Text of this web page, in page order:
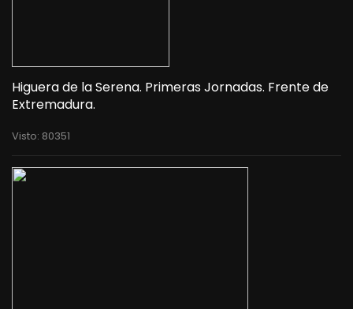
Higuera de la Serena. Primeras Jornadas. Frente de
Extremadura.
Visto: 80351